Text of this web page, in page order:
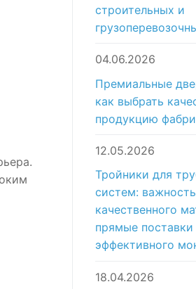
строительных и
04.06.2026
Премиальные
как выбрать
продукцию
12.05.2026
Тройники для
систем: важность
качественного
прямые поставки
эффективного
18.04.2026